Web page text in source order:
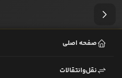
صفحه اصلی
نقل‌وانتقالات